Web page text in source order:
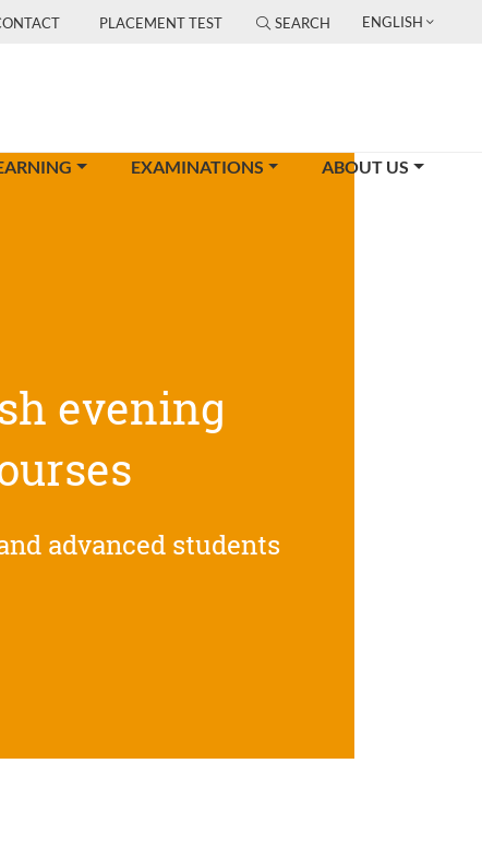
PLACEMENT TEST SEARCH ENGLISH
EXAMINATIONS ABOUT US
evening
advanced students